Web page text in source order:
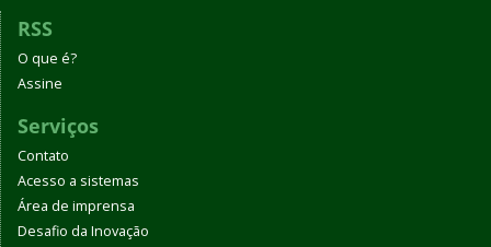
RSS
O que é?
Assine
Serviços
Contato
Acesso a sistemas
Área de imprensa
Desafio da Inovação